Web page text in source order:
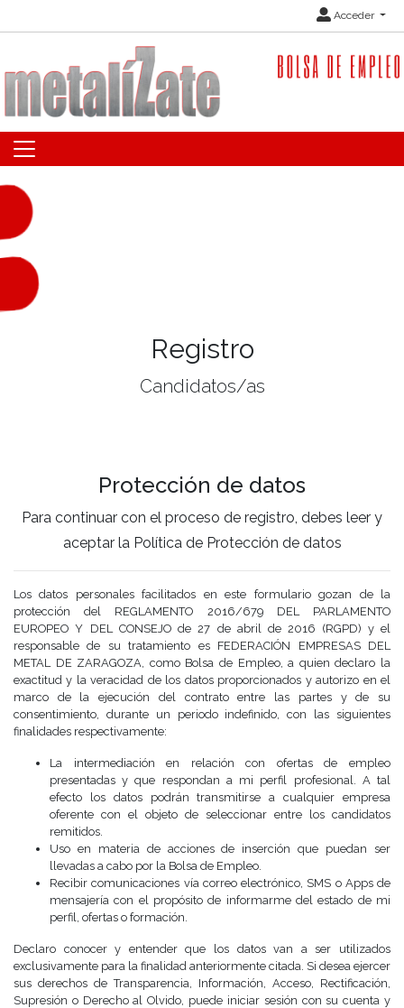
Acceder
Registro
Candidatos/as
Protección de datos
Para continuar con el proceso de registro, debes leer y
aceptar la Política de Protección de datos
Los datos personales facilitados en este formulario gozan de la
protección del REGLAMENTO 2016/679 DEL PARLAMENTO
EUROPEO Y DEL CONSEJO de 27 de abril de 2016 (RGPD) y el
responsable de su tratamiento es FEDERACIÓN EMPRESAS DEL
METAL DE ZARAGOZA, como Bolsa de Empleo, a quien declaro la
exactitud y la veracidad de los datos proporcionados y autorizo en el
marco de la ejecución del contrato entre las partes y de su
consentimiento, durante un periodo indefinido, con las siguientes
finalidades respectivamente:
La intermediación en relación con ofertas de empleo
presentadas y que respondan a mi perfil profesional. A tal
efecto los datos podrán transmitirse a cualquier empresa
oferente con el objeto de seleccionar entre los candidatos
remitidos.
Uso en materia de acciones de inserción que puedan ser
llevadas a cabo por la Bolsa de Empleo.
Recibir comunicaciones vía correo electrónico, SMS o Apps de
mensajería con el propósito de informarme del estado de mi
perfil, ofertas o formación.
Declaro conocer y entender que los datos van a ser utilizados
exclusivamente para la finalidad anteriormente citada. Si desea ejercer
sus derechos de Transparencia, Información, Acceso, Rectificación,
Supresión o Derecho al Olvido, puede iniciar sesión con su cuenta y